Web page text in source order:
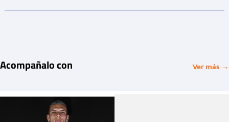
Acompañalo con Ver más →